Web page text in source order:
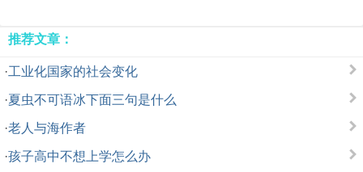
推荐文章：
·工业化国家的社会变化
·夏虫不可语冰下面三句是什么
·老人与海作者
·孩子高中不想上学怎么办